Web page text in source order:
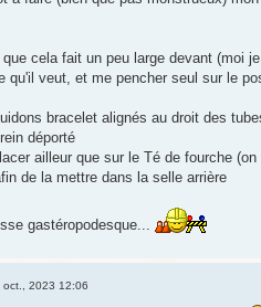
cela fait un peu large devant (moi
qu'il veut, et me pencher seul sur le
bracelet alignés au droit des
déporté
ailleur que sur le Té de fourche
de la mettre dans la selle arrière
gastéropodesque...
oct., 2023 12:06